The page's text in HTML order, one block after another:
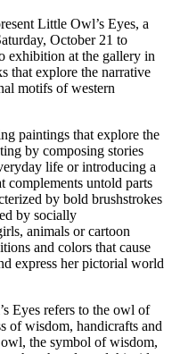
Little Owl’s Eyes, a
October 21 to
exhibition at the gallery in
that explore the narrative
motifs of western
paintings that explore the
by composing stories
life or introducing a
complements untold parts
by bold brushstrokes
by socially
animals or cartoon
and colors that cause
express her pictorial world
Eyes refers to the owl of
of wisdom, handicrafts and
the symbol of wisdom,